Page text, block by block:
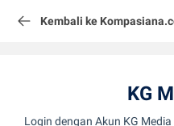
Kembali ke
KG
Login dengan Akun KG